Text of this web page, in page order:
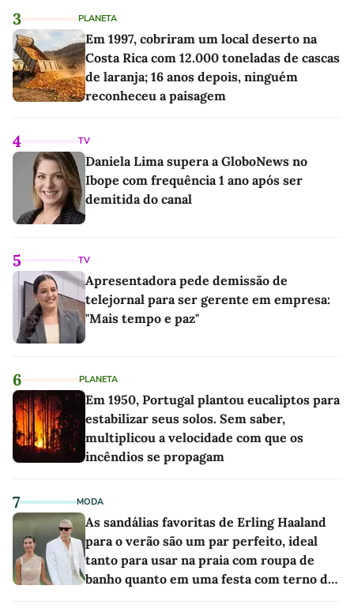
3 PLANETA
Em 1997, cobriram um local deserto na
Costa Rica com 12.000 toneladas de cascas
de laranja; 16 anos depois, ninguém
reconheceu a paisagem
4 TV
Daniela Lima supera a GloboNews no
Ibope com frequência 1 ano após ser
demitida do canal
5 TV
Apresentadora pede demissão de
telejornal para ser gerente em empresa:
"Mais tempo e paz"
6 PLANETA
Em 1950, Portugal plantou eucaliptos para
estabilizar seus solos. Sem saber,
multiplicou a velocidade com que os
incêndios se propagam
7 MODA
As sandálias favoritas de Erling Haaland
para o verão são um par perfeito, ideal
tanto para usar na praia com roupa de
banho quanto em uma festa com terno de